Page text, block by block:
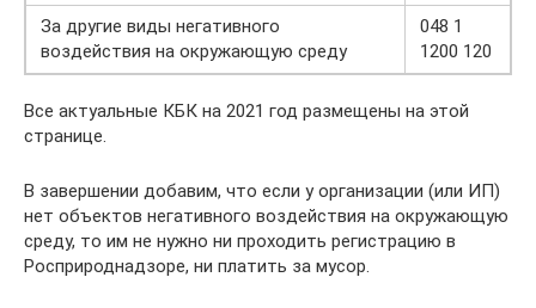
За другие виды негативного
воздействия на окружающую среду
048 1
1200 120
Все актуальные КБК на 2021 год размещены на этой
странице.
В завершении добавим, что если у организации (или ИП)
нет объектов негативного воздействия на окружающую
среду, то им не нужно ни проходить регистрацию в
Росприроднадзоре, ни платить за мусор.